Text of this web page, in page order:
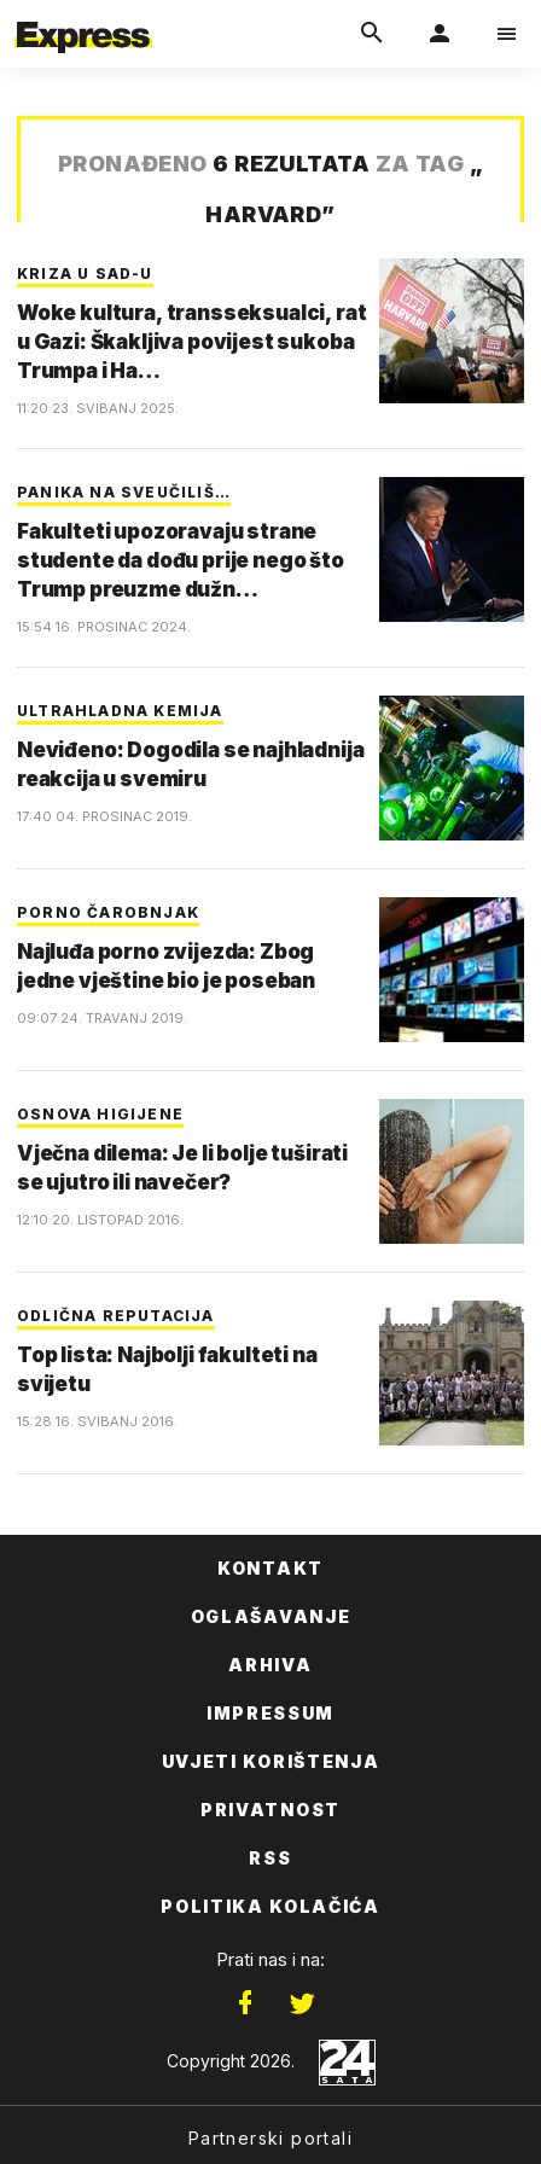
PRONAĐENO 6 REZULTATA ZA TAG „
HARVARD”
KRIZA U SAD-U
Woke kultura, transseksualci, rat
u Gazi: Škakljiva povijest sukoba
Trumpa i Ha…
11:20 23. SVIBANJ 2025.
PANIKA NA SVEUČILIŠ…
Fakulteti upozoravaju strane
studente da dođu prije nego što
Trump preuzme dužn…
15:54 16. PROSINAC 2024.
ULTRAHLADNA KEMIJA
Neviđeno: Dogodila se najhladnija
reakcija u svemiru
17:40 04. PROSINAC 2019.
PORNO ČAROBNJAK
Najluđa porno zvijezda: Zbog
jedne vještine bio je poseban
09:07 24. TRAVANJ 2019.
OSNOVA HIGIJENE
Vječna dilema: Je li bolje tuširati
se ujutro ili navečer?
12:10 20. LISTOPAD 2016.
ODLIČNA REPUTACIJA
Top lista: Najbolji fakulteti na
svijetu
15:28 16. SVIBANJ 2016.
KONTAKT
OGLAŠAVANJE
ARHIVA
IMPRESSUM
UVJETI KORIŠTENJA
PRIVATNOST
RSS
POLITIKA KOLAČIĆA
Prati nas i na:
Copyright 2026.
Partnerski portali